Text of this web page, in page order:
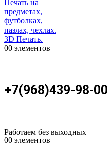
00 элементов
+7(968)439-98-00
Работаем без выходных
00 элементов